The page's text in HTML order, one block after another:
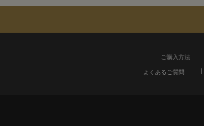
ご購入方法
よくあるご質問